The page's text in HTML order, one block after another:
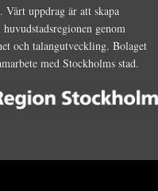
uppdrag är att skapa
genom
och talangutveckling. Bolaget
med Stockholms stad.